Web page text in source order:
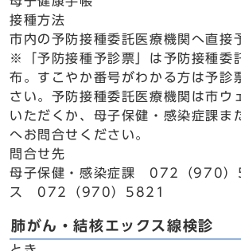
接種方法
市内の予防接種委託医療機関へ直接
※「予防接種予診票」は予防接種委
布。すこやか番号がわかる方は予診
さい。予防接種委託医療機関は市ウ
いただくか、母子保健・感染症課ま
へお問合せください。
問合せ先
母子保健・感染症課 072（970）
ス 072（970）5821
肺がん・結核エックス線検診